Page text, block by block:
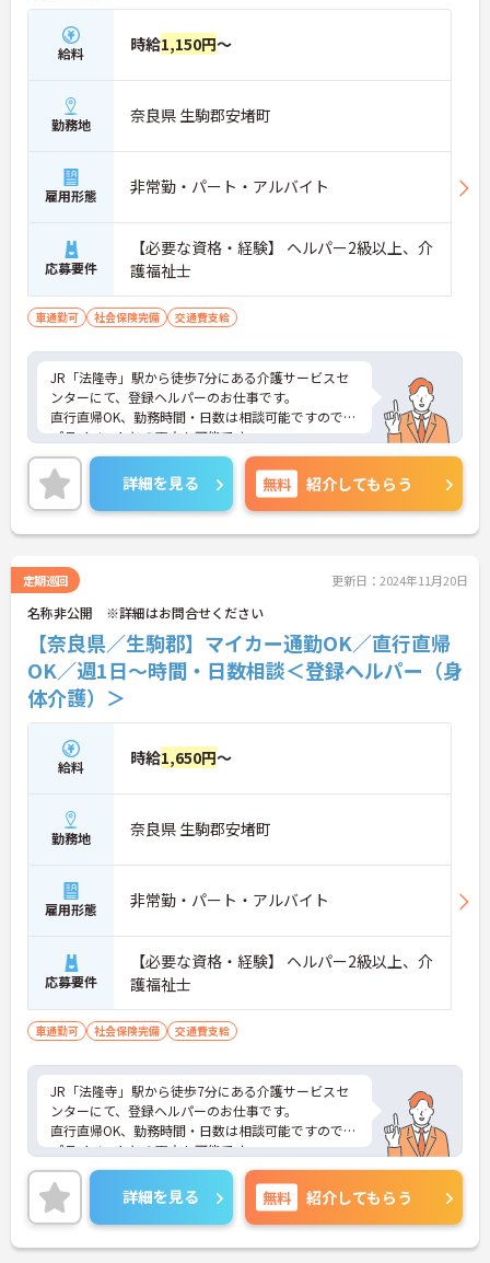
給料 時給1,150円～
勤務地 奈良県 生駒郡安堵町
雇用形態 非常勤・パート・アルバイト
応募要件
【必要な資格・経験】 ヘルパー2級以上、介
護福祉士
車通勤可 社会保険完備 交通費支給
JR「法隆寺」駅から徒歩7分にある介護サービスセ
ンターにて、登録ヘルパーのお仕事です。
直行直帰OK、勤務時間・日数は相談可能ですので、
プライベートとの両立も可能です。
ご興味がある方は是非一度マイナビまでお問合せ下
さい。更に詳細などお伝えします。
詳細を見る 無料 紹介してもらう
定期巡回 更新日：2024年11月20日
名称非公開 ※詳細はお問合せください
【奈良県／生駒郡】マイカー通勤OK／直行直帰
OK／週1日～時間・日数相談＜登録ヘルパー（身
体介護）＞
給料 時給1,650円～
勤務地 奈良県 生駒郡安堵町
雇用形態 非常勤・パート・アルバイト
応募要件
【必要な資格・経験】 ヘルパー2級以上、介
護福祉士
車通勤可 社会保険完備 交通費支給
JR「法隆寺」駅から徒歩7分にある介護サービスセ
ンターにて、登録ヘルパーのお仕事です。
直行直帰OK、勤務時間・日数は相談可能ですので、
プライベートとの両立も可能です。
ご興味がある方は是非一度マイナビまでお問合せ下
さい。更に詳細などお伝えします。
詳細を見る 無料 紹介してもらう